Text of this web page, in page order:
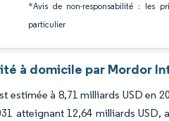
*Avis de non-responsabilité : les
particulier
à domicile par Mordor
à 8,71 milliards USD en
atteignant 12,64 milliards USD,